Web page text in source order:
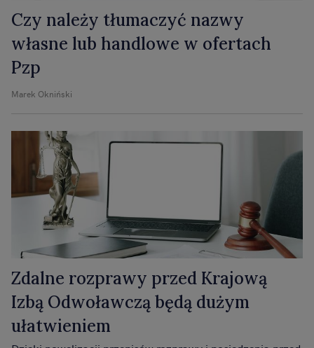
Czy należy tłumaczyć nazwy
własne lub handlowe w ofertach
Pzp
Marek Okniński
Zdalne rozprawy przed Krajową
Izbą Odwoławczą będą dużym
ułatwieniem